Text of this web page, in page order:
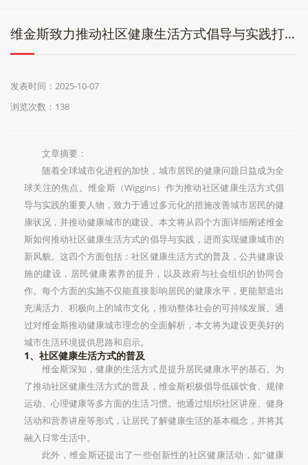
维金斯致力推动社区健康生活方式倡导与实践打造健康城市新风貌
发表时间：2025-10-07
浏览次数：138
文章摘要：
随着全球城市化进程的加快，城市居民的健康问题日益成为全
球关注的焦点。维金斯（Wiggins）作为推动社区健康生活方式倡
导与实践的重要人物，致力于通过多元化的措施改善城市居民的健
康状况，并推动健康城市的建设。本文将从四个方面详细阐述维金
斯如何推动社区健康生活方式的倡导与实践，进而实现健康城市的
新风貌。这四个方面包括：社区健康生活方式的普及，公共健康设
施的建设，居民健康素养的提升，以及政府与社会组织的协同合
作。每个方面的实施不仅能直接影响居民的健康水平，更能塑造出
充满活力、积极向上的城市文化，推动整体社会的可持续发展。通
过对维金斯推动健康城市理念的全面解析，本文将为建设更美好的
城市生活环境提供思路和启示。
1、社区健康生活方式的普及
维金斯深知，健康的生活方式是提升居民健康水平的基石。为
了推动社区健康生活方式的普及，维金斯积极倡导低碳饮食、规律
运动、心理健康等多方面的生活习惯。他通过组织社区讲座、健身
活动和营养讲座等形式，让居民了解健康生活的基本概念，并将其
融入日常生活中。
此外，维金斯还提出了一些创新性的社区健康活动，如“健康